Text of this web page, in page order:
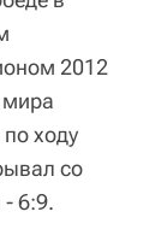
2012
ходу
со
- 6:9.